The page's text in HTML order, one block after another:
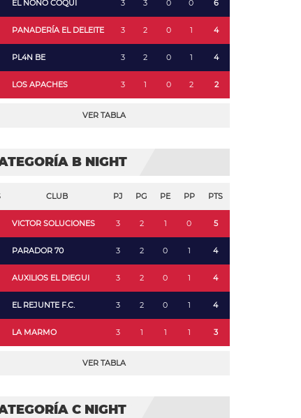
EL NONO COQUI 3 3 0 0 6
PANADERÍA EL DELEITE 3 2 0 1 4
PL4N BE 3 2 0 1 4
LOS APACHES 3 1 0 2 2
VER TABLA
B NIGHT
CLUB PJ PG PE PP PTS
VICTOR SOLUCIONES 3 2 1 0 5
PARADOR 70 3 2 0 1 4
AUXILIOS EL DIEGUI 3 2 0 1 4
EL REJUNTE F.C. 3 2 0 1 4
LA MARMO 3 1 1 1 3
VER TABLA
C NIGHT